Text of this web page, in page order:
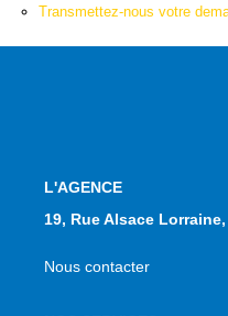
NOS
Transmettez-nous votre
L'AGENCE
19, Rue Alsace Lorraine,
Nous contacter